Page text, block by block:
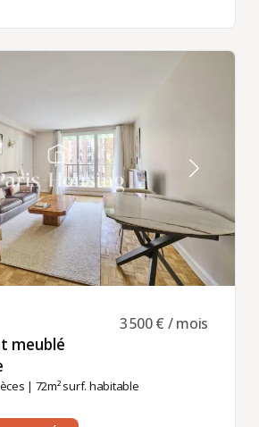
meublé
| 72m² surf. habitable
3 500 € / mois